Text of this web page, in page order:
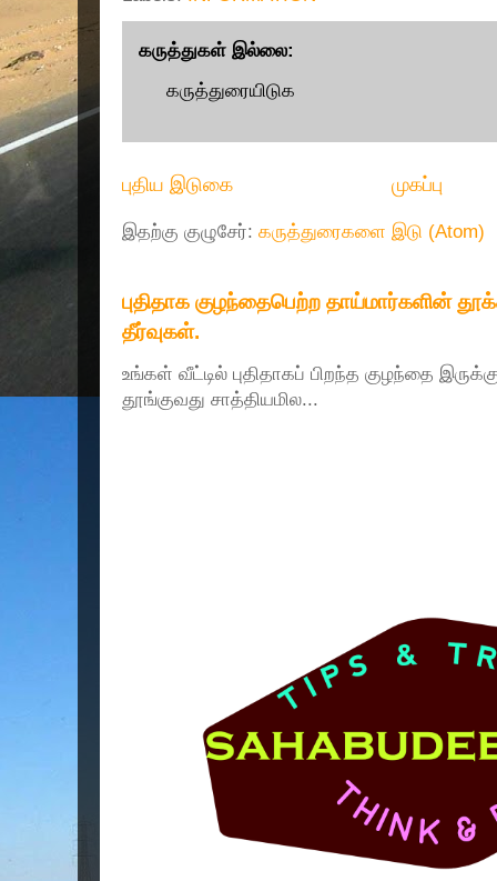
கருத்துகள் இல்லை:
கருத்துரையிடுக
புதிய இடுகை முகப்பு
இதற்கு குழுசேர்: கருத்துரைகளை இடு (Atom)
புதிதாக குழந்தைபெற்ற தாய்மார்களின்
தீர்வுகள்.
உங்கள் வீட்டில் புதிதாகப் பிறந்த குழந்தை
தூங்குவது சாத்தியமில...